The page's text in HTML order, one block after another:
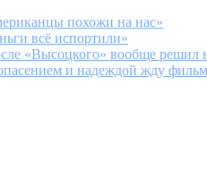
похожи на нас»
всё испортили»
«Высоцкого» вообще решил
и надеждой жду